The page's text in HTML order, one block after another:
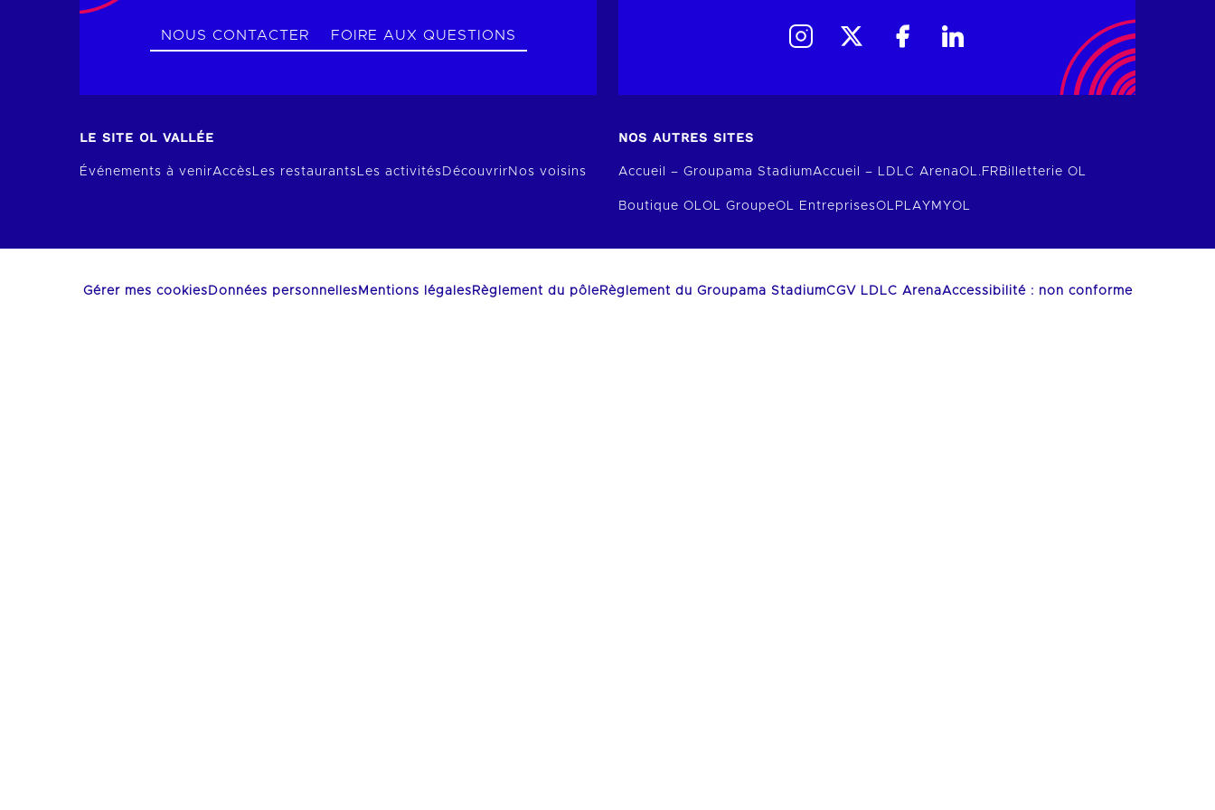
NOUS CONTACTER FOIRE AUX QUESTIONS
LE SITE OL VALLÉE
Événements à venirAccèsLes restaurantsLes activités Découvrir Nos voisins
NOS AUTRES SITES
Accueil – Groupama StadiumAccueil – LDLC ArenaOL.FR Billetterie OL
Boutique OLOL GroupeOL EntreprisesOLPLAY MYOL
Gérer mes cookies Données personnelles Mentions légales Règlement du pôleRèglement du Groupama StadiumCGV LDLC ArenaAccessibilité : non conforme